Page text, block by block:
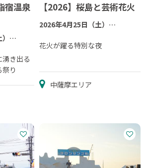
温泉
き出る
り
【2026】桜島と芸術花火
2026年4月25日（土）
上/豪雨）振替実施
花火が躍る特別な夜
中薩摩エリア